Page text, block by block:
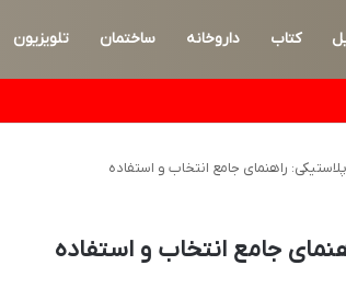
کتاب داروخانه ساختمان تلویزیون
راهنمای جامع انتخاب و استفاده
جامع انتخاب و استفاده